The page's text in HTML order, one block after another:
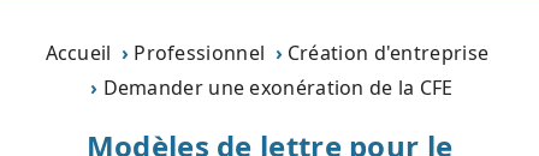
Accueil Professionnel
Création d'entreprise
Demander une exonération de la CFE
Modèles de lettre pour le